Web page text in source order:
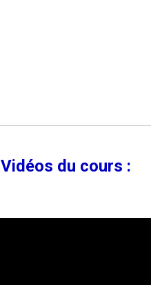
Vidéos du cours :